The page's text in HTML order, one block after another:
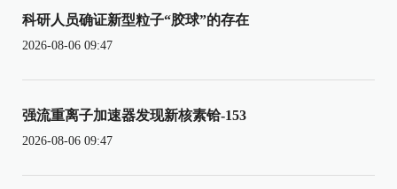
科研人员确证新型粒子“胶球”的存在
2026-08-06 09:47
强流重离子加速器发现新核素铪-153
2026-08-06 09:47